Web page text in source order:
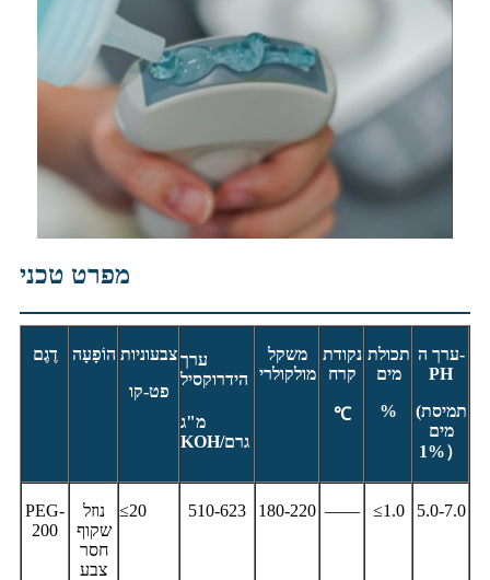
מפרט טכני
דֶגֶם הוֹפָעָה צבעוניות
פט-קו
ערך
הידרוקסיל
מ"ג
KOH/גרם
משקל
מולקולרי
נקודת
קרח
℃
תכולת
מים
%
ערך ה-
PH
(תמיסת
מים
1%）
PEG-
200
נוזל
שקוף
חסר
צבע
≤20 510-623 180-220 —— ≤1.0 5.0-7.0